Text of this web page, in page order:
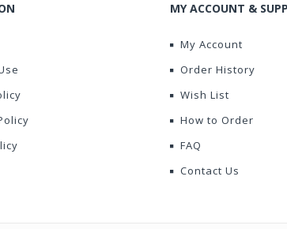
MY ACCOUNT &
My Account
Order History
Wish List
How to Order
FAQ
Contact Us